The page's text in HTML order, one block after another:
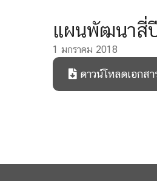
แผนพัฒนาสี่
1 มกราคม 2018
ดาวน์โหลดเอกสา